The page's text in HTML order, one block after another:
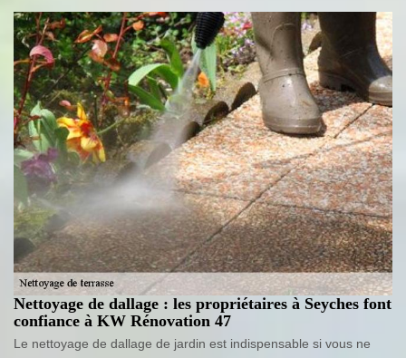
Nettoyage de dallage : les propriétaires à Seyches font
confiance à KW Rénovation 47
Le nettoyage de dallage de jardin est indispensable si vous ne